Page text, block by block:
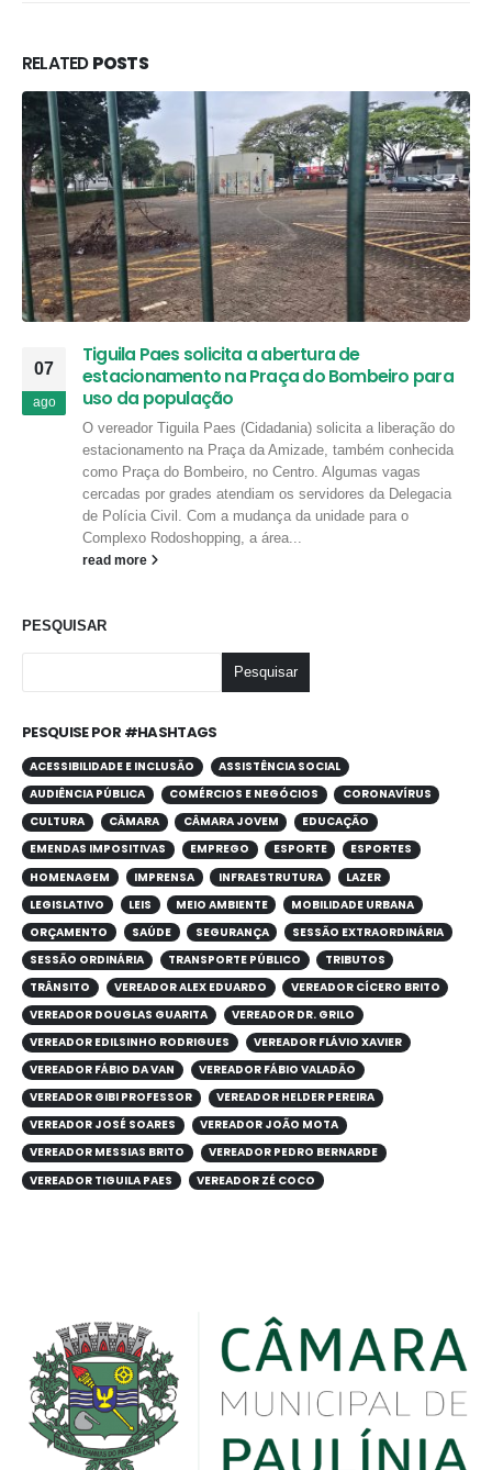
RELATEDPOSTS
07
ago
Tiguila Paes solicita a abertura de
estacionamento na Praça do Bombeiro para
uso da população
O vereador Tiguila Paes (Cidadania) solicita a liberação do
estacionamento na Praça da Amizade, também conhecida
como Praça do Bombeiro, no Centro. Algumas vagas
cercadas por grades atendiam os servidores da Delegacia
de Polícia Civil. Com a mudança da unidade para o
Complexo Rodoshopping, a área...
read more
PESQUISAR
Pesquisar
PESQUISE POR #HASHTAGS
ACESSIBILIDADE E INCLUSÃO
ASSISTÊNCIA SOCIAL
AUDIÊNCIA PÚBLICA
COMÉRCIOS E NEGÓCIOS
CORONAVÍRUS
CULTURA
CÂMARA CÂMARA JOVEM
EDUCAÇÃO
EMENDAS IMPOSITIVAS
EMPREGO ESPORTE
ESPORTES
HOMENAGEM
IMPRENSA INFRAESTRUTURA
LAZER
LEGISLATIVO
LEIS MEIO AMBIENTE
MOBILIDADE URBANA
ORÇAMENTO
SAÚDE SEGURANÇA
SESSÃO EXTRAORDINÁRIA
SESSÃO ORDINÁRIA
TRANSPORTE PÚBLICO
TRIBUTOS
TRÂNSITO
VEREADOR ALEX EDUARDO
VEREADOR CÍCERO BRITO
VEREADOR DOUGLAS GUARITA
VEREADOR DR. GRILO
VEREADOR EDILSINHO RODRIGUES
VEREADOR FLÁVIO XAVIER
VEREADOR FÁBIO DA VAN
VEREADOR FÁBIO VALADÃO
VEREADOR GIBI PROFESSOR
VEREADOR HELDER PEREIRA
VEREADOR JOSÉ SOARES
VEREADOR JOÃO MOTA
VEREADOR MESSIAS BRITO
VEREADOR PEDRO BERNARDE
VEREADOR TIGUILA PAES
VEREADOR ZÉ COCO